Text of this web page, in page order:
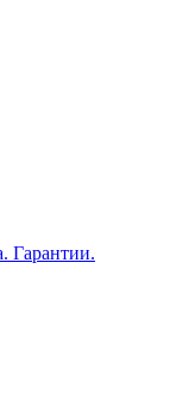
Гарантии.